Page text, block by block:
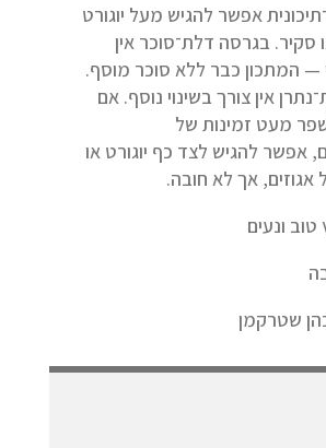
אפשר להגיש מעל יוגורט
סקיר. בגרסה דלת־סוכר אין
— המתכון כבר ללא סוכר מוסף.
אין צורך בשינוי נוסף. אם
מעט זמינות של
אפשר להגיש לצד כף יוגורט או
אגוזים, אך לא חובה.
ונעים
שטרקמן